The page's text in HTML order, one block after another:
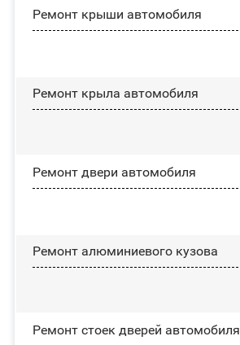
Ремонт крыши автомобиля
Ремонт крыла автомобиля
Ремонт двери автомобиля
Ремонт алюминиевого кузова
Ремонт стоек дверей автомобиля